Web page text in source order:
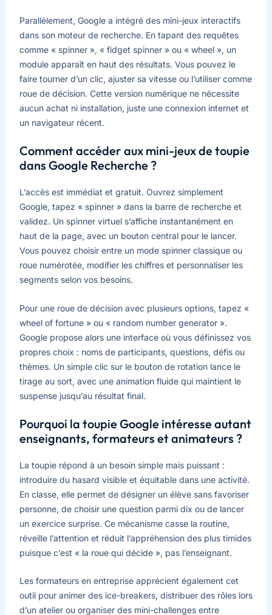
Parallèlement, Google a intégré des mini-jeux interactifs
dans son moteur de recherche. En tapant des requêtes
comme « spinner », « fidget spinner » ou « wheel », un
module apparaît en haut des résultats. Vous pouvez le
faire tourner d’un clic, ajuster sa vitesse ou l’utiliser comme
roue de décision. Cette version numérique ne nécessite
aucun achat ni installation, juste une connexion internet et
un navigateur récent.
Comment accéder aux mini-jeux de toupie
dans Google Recherche ?
L’accès est immédiat et gratuit. Ouvrez simplement
Google, tapez « spinner » dans la barre de recherche et
validez. Un spinner virtuel s’affiche instantanément en
haut de la page, avec un bouton central pour le lancer.
Vous pouvez choisir entre un mode spinner classique ou
roue numérotée, modifier les chiffres et personnaliser les
segments selon vos besoins.
Pour une roue de décision avec plusieurs options, tapez «
wheel of fortune » ou « random number generator ».
Google propose alors une interface où vous définissez vos
propres choix : noms de participants, questions, défis ou
thèmes. Un simple clic sur le bouton de rotation lance le
tirage au sort, avec une animation fluide qui maintient le
suspense jusqu’au résultat final.
Pourquoi la toupie Google intéresse autant
enseignants, formateurs et animateurs ?
La toupie répond à un besoin simple mais puissant :
introduire du hasard visible et équitable dans une activité.
En classe, elle permet de désigner un élève sans favoriser
personne, de choisir une question parmi dix ou de lancer
un exercice surprise. Ce mécanisme casse la routine,
réveille l’attention et réduit l’appréhension des plus timides
puisque c’est « la roue qui décide », pas l’enseignant.
Les formateurs en entreprise apprécient également cet
outil pour animer des ice-breakers, distribuer des rôles lors
d’un atelier ou organiser des mini-challenges entre